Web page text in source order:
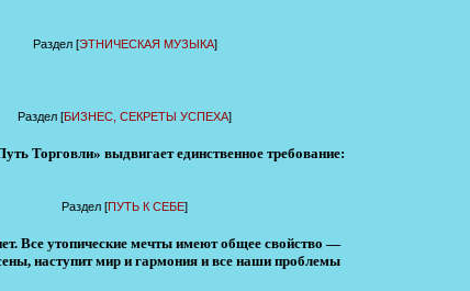
Раздел [ЭТНИЧЕСКАЯ МУЗЫКА]
Раздел [БИЗНЕС, СЕКРЕТЫ УСПЕХА]
Торговли» выдвигает единственное требование:
Раздел [ПУТЬ К СЕБЕ]
Все утопические мечты имеют общее свойство —
наступит мир и гармония и все наши проблемы